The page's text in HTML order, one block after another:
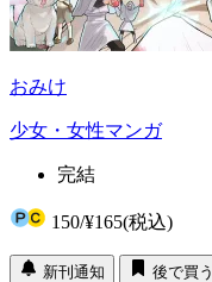
おみけ
少女・女性マンガ
完結
150/¥165(税込)
新刊通知
後で買う